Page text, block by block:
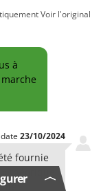
Voir l'original
à
date 23/10/2024
fournie
théorique